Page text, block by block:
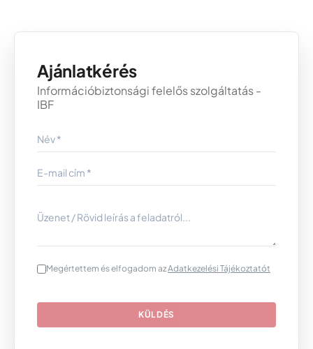
Ajánlatkérés
Információbiztonsági felelős szolgáltatás -
IBF
Megértettem és elfogadom azAdatkezelési Tájékoztatót